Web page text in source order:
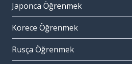
Japonca Öğrenmek
Korece Öğrenmek
Rusça Öğrenmek